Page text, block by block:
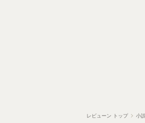
レビューン トップ 小説